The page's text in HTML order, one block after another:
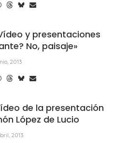
y presentaciones
No, paisaje»
2013
de la presentación
López de Lucio
2013